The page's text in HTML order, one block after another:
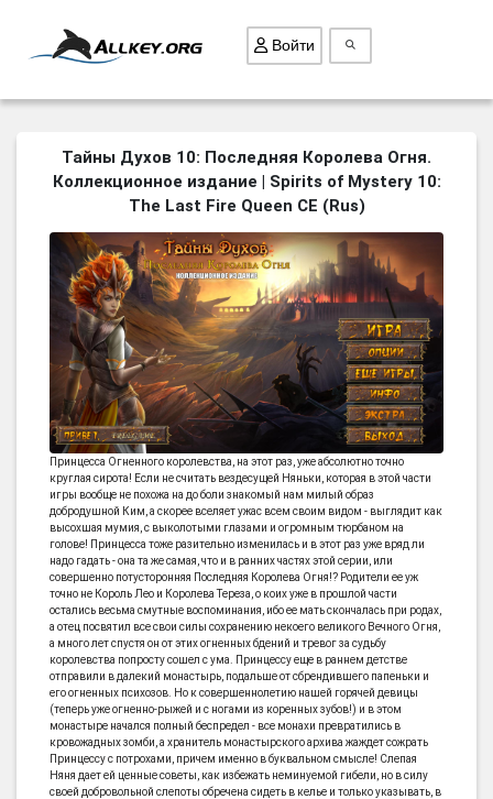
ВСЕ ИГРЫ
ПОИСК ПРЕДМЕТОВ
БИЗНЕС
ТРИ-В-РЯД
СТРАТЕГИИ
СТРЕЛЯЛКИ
КВЕСТ
КАК СКАЧАТЬ
НОВОСТИ
Войти
Тайны Духов 10: Последняя Королева Огня.
Коллекционное издание | Spirits of Mystery 10:
The Last Fire Queen CE (Rus)
Принцесса Огненного королевства, на этот раз, уже абсолютно точно
круглая сирота! Если не считать вездесущей Няньки, которая в этой части
игры вообще не похожа на до боли знакомый нам милый образ
добродушной Ким, а скорее вселяет ужас всем своим видом - выглядит как
высохшая мумия, с выколотыми глазами и огромным тюрбаном на
голове! Принцесса тоже разительно изменилась и в этот раз уже вряд ли
надо гадать - она та же самая, что и в ранних частях этой серии, или
совершенно потусторонняя Последняя Королева Огня!? Родители ее уж
точно не Король Лео и Королева Тереза, о коих уже в прошлой части
остались весьма смутные воспоминания, ибо ее мать скончалась при родах,
а отец посвятил все свои силы сохранению некоего великого Вечного Огня,
а много лет спустя он от этих огненных бдений и тревог за судьбу
королевства попросту сошел с ума. Принцессу еще в раннем детстве
отправили в далекий монастырь, подальше от сбрендившего папеньки и
его огненных психозов. Но к совершеннолетию нашей горячей девицы
(теперь уже огненно-рыжей и с ногами из коренных зубов!) и в этом
монастыре начался полный беспредел - все монахи превратились в
кровожадных зомби, а хранитель монастырского архива жаждет сожрать
Принцессу с потрохами, причем именно в буквальном смысле! Слепая
Няня дает ей ценные советы, как избежать неминуемой гибели, но в силу
своей добровольной слепоты обречена сидеть в келье и только указывать, в